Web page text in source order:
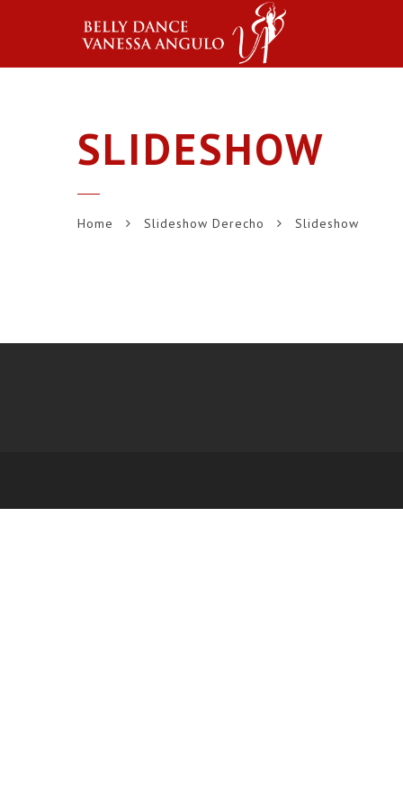
SLIDESHOW
Home Slideshow Derecho Slideshow